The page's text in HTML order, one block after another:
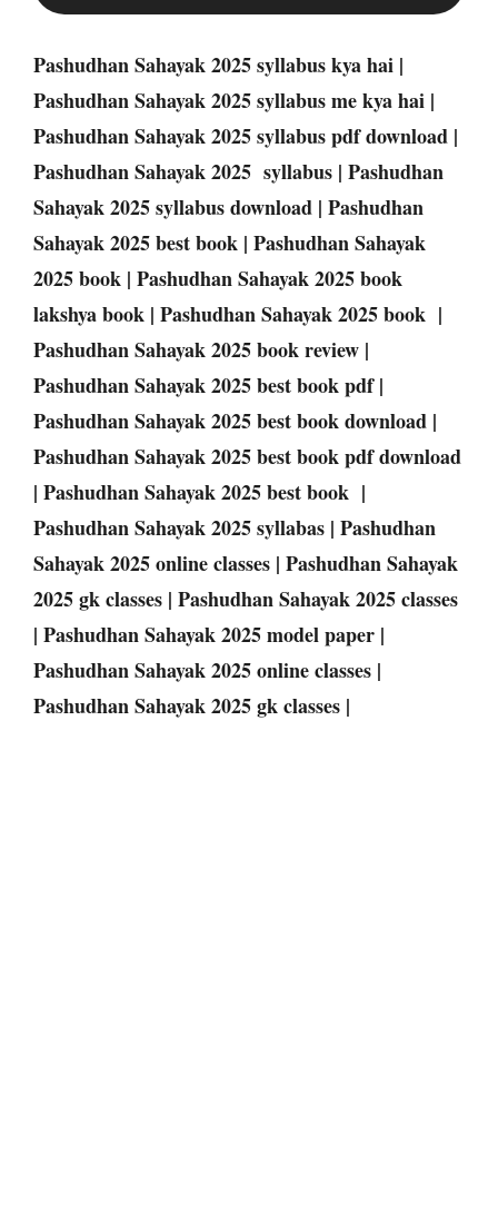
Pashudhan Sahayak 2025 syllabus kya hai |
Pashudhan Sahayak 2025 syllabus me kya hai |
Pashudhan Sahayak 2025 syllabus pdf download |
Pashudhan Sahayak 2025 syllabus | Pashudhan
Sahayak 2025 syllabus download | Pashudhan
Sahayak 2025 best book | Pashudhan Sahayak
2025 book | Pashudhan Sahayak 2025 book
lakshya book | Pashudhan Sahayak 2025 book |
Pashudhan Sahayak 2025 book review |
Pashudhan Sahayak 2025 best book pdf |
Pashudhan Sahayak 2025 best book download |
Pashudhan Sahayak 2025 best book pdf download
| Pashudhan Sahayak 2025 best book |
Pashudhan Sahayak 2025 syllabas | Pashudhan
Sahayak 2025 online classes | Pashudhan Sahayak
2025 gk classes | Pashudhan Sahayak 2025 classes
| Pashudhan Sahayak 2025 model paper |
Pashudhan Sahayak 2025 online classes |
Pashudhan Sahayak 2025 gk classes |